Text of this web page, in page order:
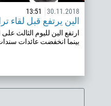
30.11.2018
13:51
الين يرتفع قبل
ارتفع الين لليوم الثالث على
بينما انخفضت عائدات